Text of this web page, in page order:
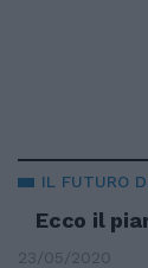
IL FUTURO
Ecco il
23/05/2020